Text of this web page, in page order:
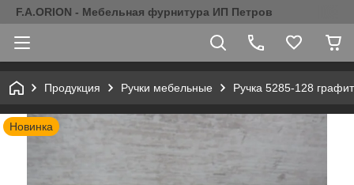
F.A.ORION - Мебельная фурнитура ИП Петров
Продукция Ручки мебельные Ручка 5285-128 графит
Новинка